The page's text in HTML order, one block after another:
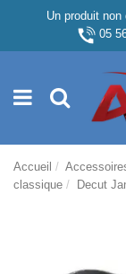
Un produit
05
Accueil
classique
Decut